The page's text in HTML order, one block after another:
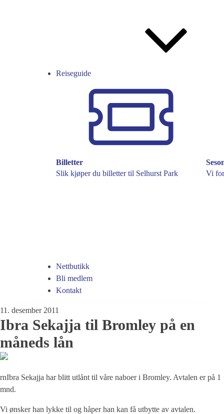
Reiseguide
Billetter
Slik kjøper du billetter til Selhurst Park Vi
Nettbutikk
Bli medlem
Kontakt
11. desember 2011
Ibra Sekajja til Bromley på en
måneds lån
rnIbra Sekajja har blitt utlånt til våre naboer i Bromley. Avtalen er på 1
mnd.
Vi ønsker han lykke til og håper han kan få utbytte av avtalen.